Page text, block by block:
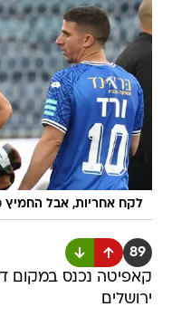
לקח אחריות, אבל החמיץ
89
קאפיטה נכנס במקום
ירושלים